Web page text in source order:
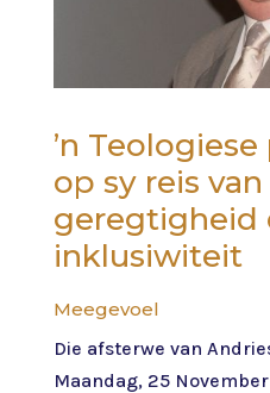
’n
op sy reis
geregtigheid
inklusiwiteit
Meegevoel
Die afsterwe van
Maandag, 25